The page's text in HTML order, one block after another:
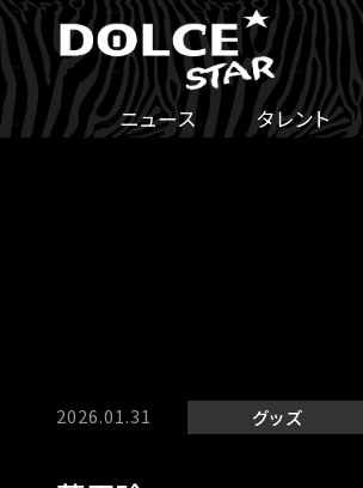
ニュース タレント
2026.01.31 グッズ